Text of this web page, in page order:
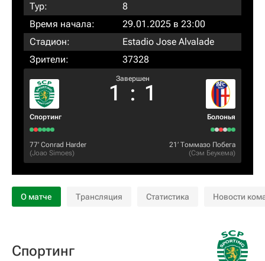
Тур:
8
Время начала:
29.01.2025 в 23:00
Стадион:
Estadio Jose Alvalade
Зрители:
37328
Спортинг
Завершен
1 : 1
Болонья
77‎’‎ Conrad Harder
(Joao Simoes)
21‎’‎ Томмазо Побега
(Сэм Беукема)
О матче Трансляция Статистика Новости
Спортинг